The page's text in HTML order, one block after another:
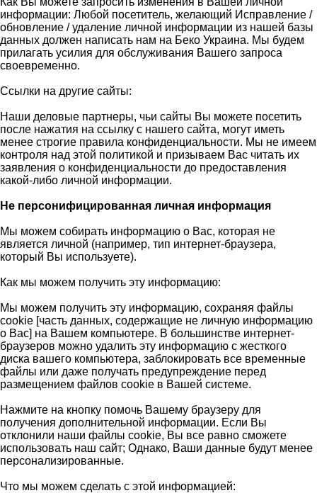
информации: Любой посетитель, желающий Исправление /
обновление / удаление личной информации из нашей базы
данных должен написать нам на Беко Украина. Мы будем
прилагать усилия для обслуживания Вашего запроса
своевременно.
Ссылки на другие сайты:
Наши деловые партнеры, чьи сайты Вы можете посетить
после нажатия на ссылку с нашего сайта, могут иметь
менее строгие правила конфиденциальности. Мы не имеем
контроля над этой политикой и призываем Вас читать их
заявления о конфиденциальности до предоставления
какой-либо личной информации.
Не персонифицированная личная информация
Мы можем собирать информацию о Вас, которая не
является личной (например, тип интернет-браузера,
который Вы используете).
Как мы можем получить эту информацию:
Мы можем получить эту информацию, сохраняя файлы
cookie [часть данных, содержащие не личную информацию
о Вас] на Вашем компьютере. В большинстве интернет-
браузеров можно удалить эту информацию с жесткого
диска вашего компьютера, заблокировать все временные
файлы или даже получать предупреждение перед
размещением файлов cookie в Вашей системе.
Нажмите на кнопку помочь Вашему браузеру для
получения дополнительной информации. Если Вы
отклонили наши файлы cookie, Вы все равно сможете
использовать наш сайт; Однако, Ваши данные будут менее
персонализированные.
Что мы можем сделать с этой информацией: